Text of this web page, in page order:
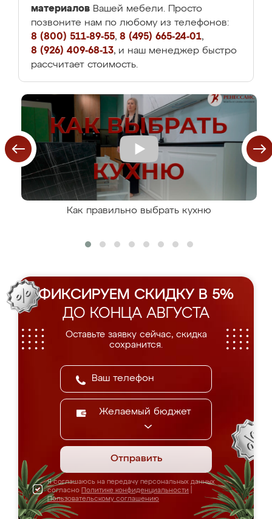
материалов Вашей мебели. Просто
позвоните нам по любому из телефонов:
8 (800) 511-89-55, 8 (495) 665-24-01,
8 (926) 409-68-13, и наш менеджер быстро
рассчитает стоимость.
Как правильно выбрать кухню
ФИКСИРУЕМ СКИДКУ В 5%
ДО КОНЦА АВГУСТА
Оставьте заявку сейчас, скидка
сохранится.
Желаемый бюджет
Отправить
Я соглашаюсь на передачу персональных данных
согласно Политике конфиденциальности
Пользовательскому соглашению